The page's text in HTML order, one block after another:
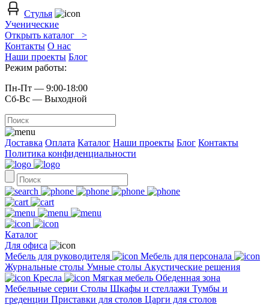
Стулья
Ученические
Открыть каталог >
Контакты О нас
Наши проекты Блог
Режим работы:
Пн-Пт — 9:00-18:00
Сб-Вс — Выходной
Доставка Оплата Каталог Наши проекты Блог Контакты
Политика конфиденциальности
Каталог
Для офиса
Мебель для руководителя
Мебель для персонала
Журнальные столы Умные столы Акустические решения
Кресла
Мягкая мебель Обеденная зона
Мебельные серии Столы Шкафы и стеллажи Тумбы и
греденции Приставки для столов Царги для столов